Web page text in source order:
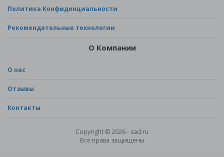
Политика Конфиденциальности
Рекомендательные технологии
О Компании
О нас
Отзывы
Контакты
Copyright © 2026 - sad.ru
Все права защищены